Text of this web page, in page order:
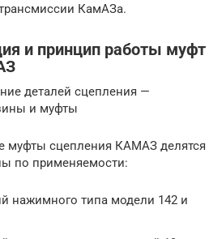
КамАЗа.
и принцип работы муфт
деталей сцепления —
и муфты
муфты сцепления КАМАЗ делятся
по применяемости:
нажимного типа модели 142 и